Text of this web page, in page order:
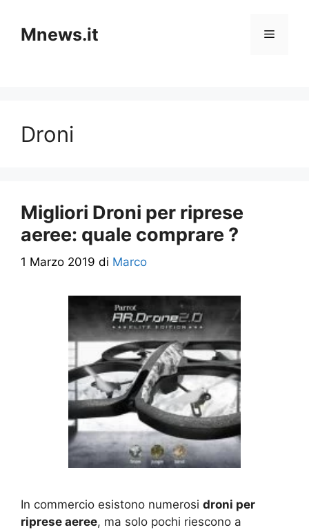
contenuto
Mnews.it Menu
Droni
Migliori Droni per riprese
aeree: quale comprare ?
1 Marzo 2019 di Marco
In commercio esistono numerosi droni per
riprese aeree, ma solo pochi riescono a